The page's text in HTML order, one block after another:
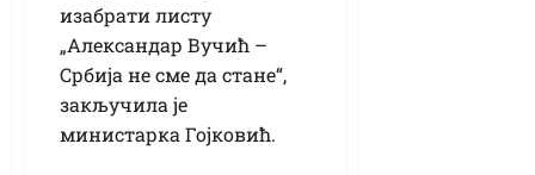
изабрати листу
„Александар Вучић –
Србија не сме да стане“,
закључила је
министарка Гојковић.